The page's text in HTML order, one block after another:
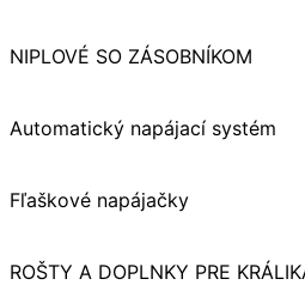
NIPLOVÉ SO ZÁSOBNÍKOM
Automatický napájací systém
Fľaškové napájačky
ROŠTY A DOPLNKY PRE